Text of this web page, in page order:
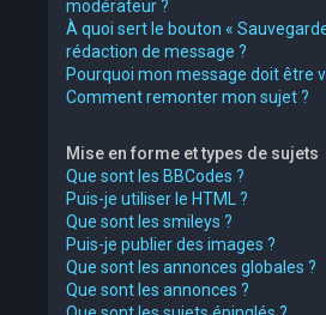
modérateur ?
À quoi sert le bouton «
rédaction de message ?
Pourquoi mon message doit être
Comment remonter mon sujet ?
Mise en forme et types de sujets
Que sont les BBCodes ?
Puis-je utiliser le HTML ?
Que sont les smileys ?
Puis-je publier des images ?
Que sont les annonces globales ?
Que sont les annonces ?